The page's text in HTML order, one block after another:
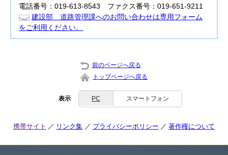
電話番号：019-613-8543 ファクス番号：019-651-9211
建設部 道路管理課へのお問い合わせは専用フォーム
をご利用ください。
前のページへ戻る
トップページへ戻る
表示 PC スマートフォン
携帯サイト リンク集 プライバシーポリシー 著作権について